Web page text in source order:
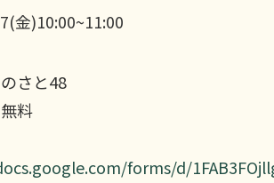
金)10:00~11:00
さと48
料
forms/d/